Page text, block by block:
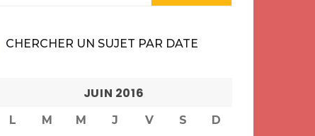
CHERCHER UN SUJET PAR DATE
JUIN 2016
L M M J V S D